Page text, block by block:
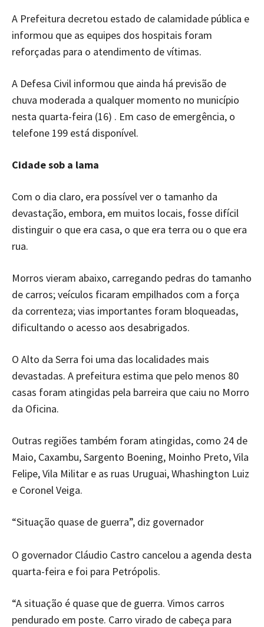
A Prefeitura decretou estado de calamidade pública e
informou que as equipes dos hospitais foram
reforçadas para o atendimento de vítimas.
A Defesa Civil informou que ainda há previsão de
chuva moderada a qualquer momento no município
nesta quarta-feira (16) . Em caso de emergência, o
telefone 199 está disponível.
Cidade sob a lama
Com o dia claro, era possível ver o tamanho da
devastação, embora, em muitos locais, fosse difícil
distinguir o que era casa, o que era terra ou o que era
rua.
Morros vieram abaixo, carregando pedras do tamanho
de carros; veículos ficaram empilhados com a força
da correnteza; vias importantes foram bloqueadas,
dificultando o acesso aos desabrigados.
O Alto da Serra foi uma das localidades mais
devastadas. A prefeitura estima que pelo menos 80
casas foram atingidas pela barreira que caiu no Morro
da Oficina.
Outras regiões também foram atingidas, como 24 de
Maio, Caxambu, Sargento Boening, Moinho Preto, Vila
Felipe, Vila Militar e as ruas Uruguai, Whashington Luiz
e Coronel Veiga.
“Situação quase de guerra”, diz governador
O governador Cláudio Castro cancelou a agenda desta
quarta-feira e foi para Petrópolis.
“A situação é quase que de guerra. Vimos carros
pendurado em poste. Carro virado de cabeça para